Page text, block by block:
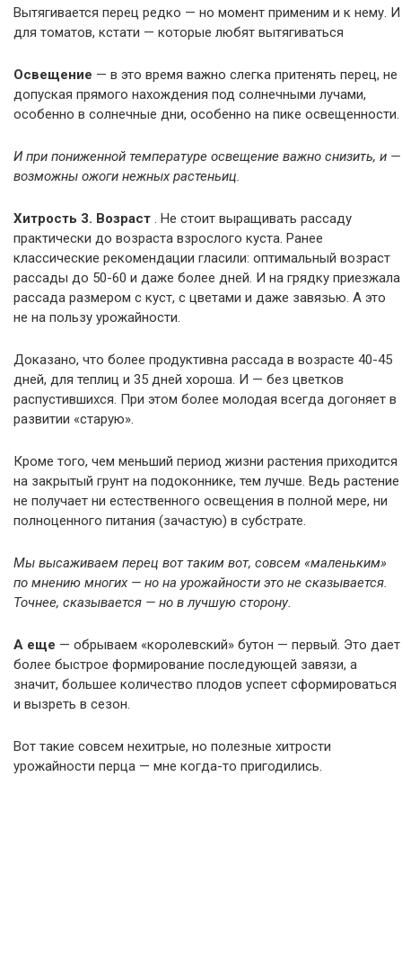
Вытягивается перец редко — но момент применим и к нему. И
для томатов, кстати — которые любят вытягиваться
Освещение — в это время важно слегка притенять перец, не
допуская прямого нахождения под солнечными лучами,
особенно в солнечные дни, особенно на пике освещенности.
И при пониженной температуре освещение важно снизить, и —
возможны ожоги нежных растеньиц.
Хитрость 3. Возраст . Не стоит выращивать рассаду
практически до возраста взрослого куста. Ранее
классические рекомендации гласили: оптимальный возраст
рассады до 50-60 и даже более дней. И на грядку приезжала
рассада размером с куст, с цветами и даже завязью. А это
не на пользу урожайности.
Доказано, что более продуктивна рассада в возрасте 40-45
дней, для теплиц и 35 дней хороша. И — без цветков
распустившихся. При этом более молодая всегда догоняет в
развитии «старую».
Кроме того, чем меньший период жизни растения приходится
на закрытый грунт на подоконнике, тем лучше. Ведь растение
не получает ни естественного освещения в полной мере, ни
полноценного питания (зачастую) в субстрате.
Мы высаживаем перец вот таким вот, совсем «маленьким»
по мнению многих — но на урожайности это не сказывается.
Точнее, сказывается — но в лучшую сторону.
А еще — обрываем «королевский» бутон — первый. Это дает
более быстрое формирование последующей завязи, а
значит, большее количество плодов успеет сформироваться
и вызреть в сезон.
Вот такие совсем нехитрые, но полезные хитрости
урожайности перца — мне когда-то пригодились.